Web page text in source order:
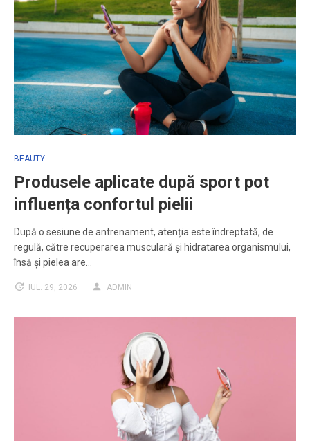
BEAUTY
Produsele aplicate după sport pot
influența confortul pielii
După o sesiune de antrenament, atenția este îndreptată, de
regulă, către recuperarea musculară și hidratarea organismului,
însă și pielea are…
IUL. 29, 2026 ADMIN